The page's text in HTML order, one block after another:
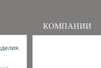
КОМПАНИИ